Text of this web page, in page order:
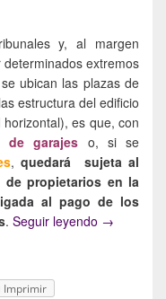
y, al margen
extremos
ubican las plazas de
estructura del edificio
es que, con
de garajes o, si se
,quedará sujeta al
propietarios en la
al pago de los
. Seguir leyendo →
Imprimir